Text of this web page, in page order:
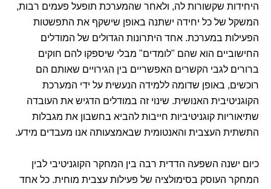
היחידות שקשורות לה, ולאחר שהמערכת תופעל פעמים רבות,
המשקל של כל יחידה ישתנה באופן שישקף את התפשטות
הפעילות במערכת. אחד היתרונות הגדולים של המודלים
החישוביים הוא שהם "לומדים" מבלי שיספקו להם חוקים
ברורים לגבי הקשרים האפשריים בין הגירויים שאותם הם
רוכשים, באופן שדומה ללמידה הנעשית על ידי המערכת
הקוגניטיבית האנושית. שינוי זה במודלים הדגיש את העובדה
שתיאוריות קוגניטיביות חייבות להביא בחשבון את מגבלות
התשתית העצבית והאנטומית שבאמצעותה אנו מעבדים מידע.
כיום ישנה השפעה הדדית רבה בין המחקר הקוגניטיבי לבין
המחקר העוסק בסימולציה של פעילות עצבית מוחית. כל אחד